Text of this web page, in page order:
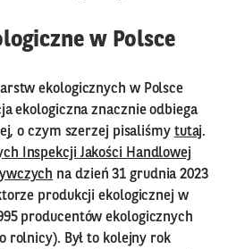
w Polsce
ekologicznych w Polsce
ekologiczna znacznie odbiega
o czym szerzej pisaliśmy tutaj.
Inspekcji Jakości Handlowej
na dzień 31 grudnia 2023
produkcji ekologicznej w
producentów ekologicznych
rolnicy). Był to kolejny rok